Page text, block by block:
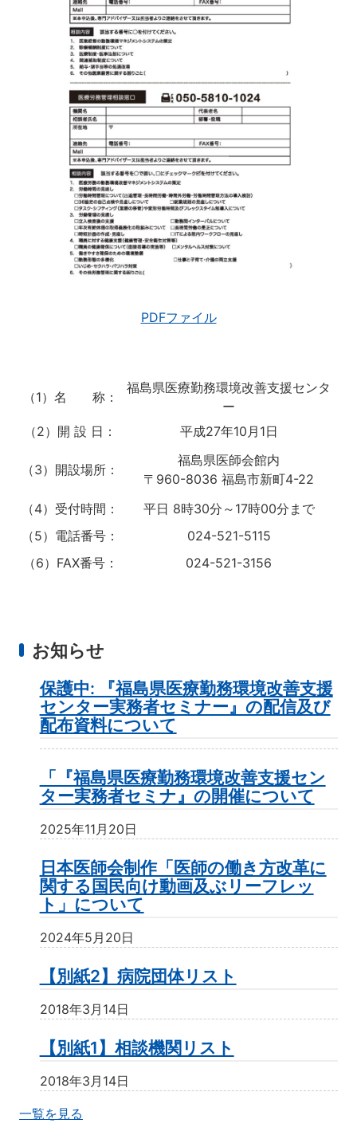
PDFファイル
（1）名 称：
福島県医療勤務環境改善支援センタ
ー
（2）開 設 日：
平成27年10月1日
（3）開設場所：
福島県医師会館内
〒960-8036 福島市新町4-22
（4）受付時間：
平日 8時30分～17時00分まで
（5）電話番号：
024-521-5115
（6）FAX番号：
024-521-3156
お知らせ
保護中: 『福島県医療勤務環境改善支援
センター実務者セミナー』の配信及び
配布資料について
「『福島県医療勤務環境改善支援セン
ター実務者セミナ』の開催について
2025年11月20日
日本医師会制作「医師の働き方改革に
関する国民向け動画及ぶリーフレッ
ト」について
2024年5月20日
【別紙2】病院団体リスト
2018年3月14日
【別紙1】相談機関リスト
2018年3月14日
一覧を見る